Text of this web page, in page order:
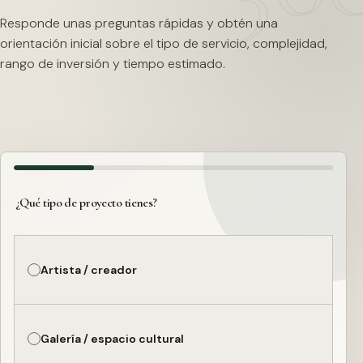
Responde unas preguntas rápidas y obtén una
orientación inicial sobre el tipo de servicio, complejidad,
rango de inversión y tiempo estimado.
¿Qué tipo de proyecto tienes?
Artista / creador
Galería / espacio cultural